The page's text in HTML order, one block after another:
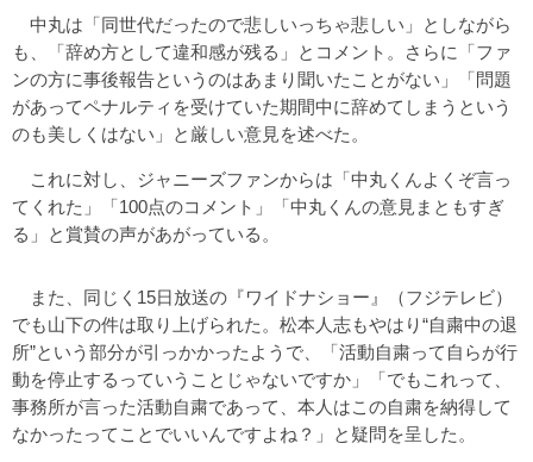
中丸は「同世代だったので悲しいっちゃ悲しい」としながら
も、「辞め方として違和感が残る」とコメント。さらに「ファ
ンの方に事後報告というのはあまり聞いたことがない」「問題
があってペナルティを受けていた期間中に辞めてしまうという
のも美しくはない」と厳しい意見を述べた。
これに対し、ジャニーズファンからは「中丸くんよくぞ言っ
てくれた」「100点のコメント」「中丸くんの意見まともすぎ
る」と賞賛の声があがっている。
また、同じく15日放送の『ワイドナショー』（フジテレビ）
でも山下の件は取り上げられた。松本人志もやはり“自粛中の退
所”という部分が引っかかったようで、「活動自粛って自らが行
動を停止するっていうことじゃないですか」「でもこれって、
事務所が言った活動自粛であって、本人はこの自粛を納得して
なかったってことでいいんですよね？」と疑問を呈した。